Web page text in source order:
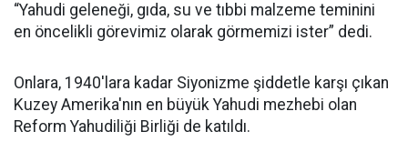
“Yahudi geleneği, gıda, su ve tıbbi malzeme teminini
en öncelikli görevimiz olarak görmemizi ister” dedi.
Onlara, 1940'lara kadar Siyonizme şiddetle karşı çıkan
Kuzey Amerika'nın en büyük Yahudi mezhebi olan
Reform Yahudiliği Birliği de katıldı.